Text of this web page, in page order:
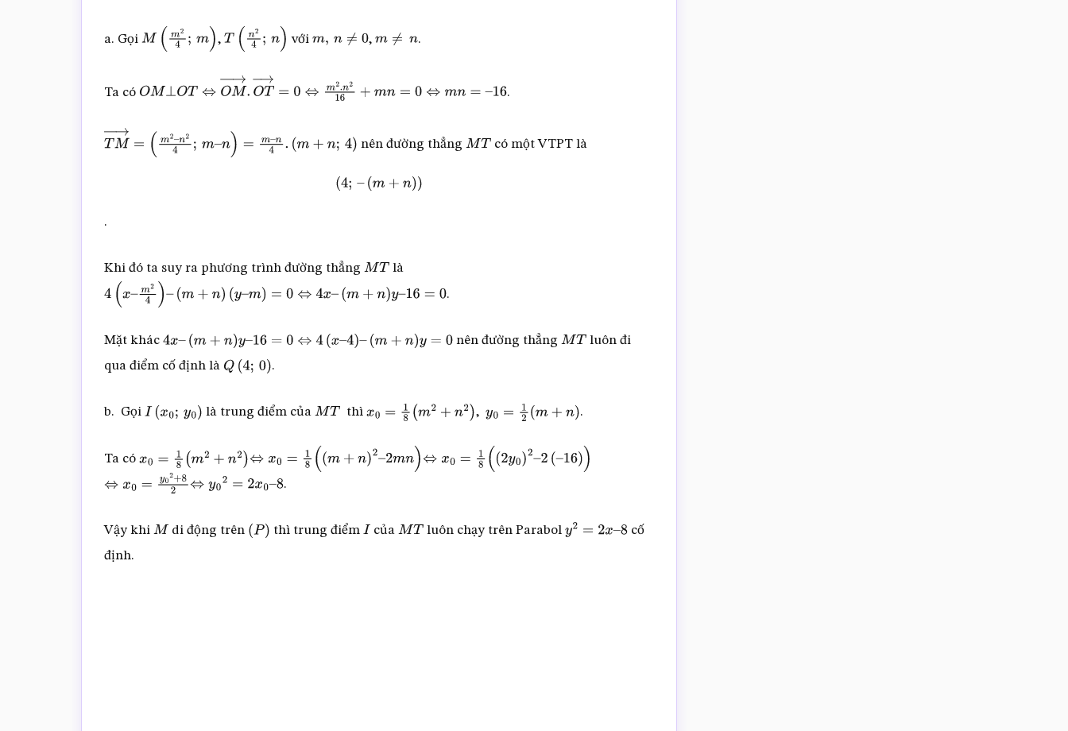
a. Gọi M( m 24 m) , T n 24 n ) với m,n≠0 ,m≠n .
Ta có OM⊥OT⇔OM→.O T→ =0 ⇔ m2 216 m n=0 ⇔ m n= –16 .
T M→ (m – 4 m– n)= n4 m+n 4 nên đường thẳng MT có một VTPT là
( 4;– (m +n ))
.
Khi đó ta suy ra phương trình đường thẳng MT là
4( x–m 24 – m+n ) y–m)= 0⇔ 4x –( m+ n)y 16= 0 .
Mặt khác 4x– m+ n y–16 =0⇔4 (x –4) –( m+n) =0 nên đường thẳngMT luôn đi
qua điểm cố định là Q 4;0 .
b. Gọi I( x0;y0 ) là trung điểm của MT thì x0=18 (m2+ 2 ,y0 =1 2( m+n ) .
Ta có x0=18 (m2+ 2 ⇔ x0= 18 (m+n) – 2m ⇔ x0= 18 (2 y 0)2–2( 16 ))
⇔ x0= y0 8 ⇔ y02 2x 0–8 .
Vậy khi M di động trên (P ) thì trung điểm I củaMT luôn chạy trên Parabol y =2 x–8
cố
định.